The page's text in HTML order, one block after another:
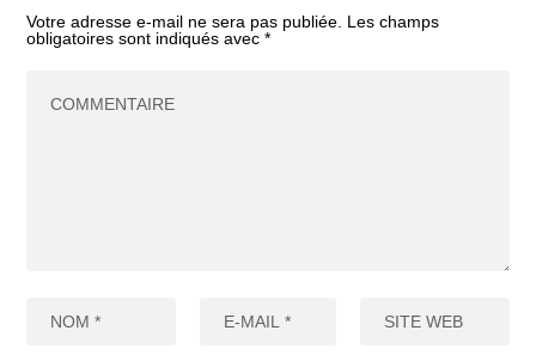
Votre adresse e-mail ne sera pas publiée. Les champs
obligatoires sont indiqués avec*